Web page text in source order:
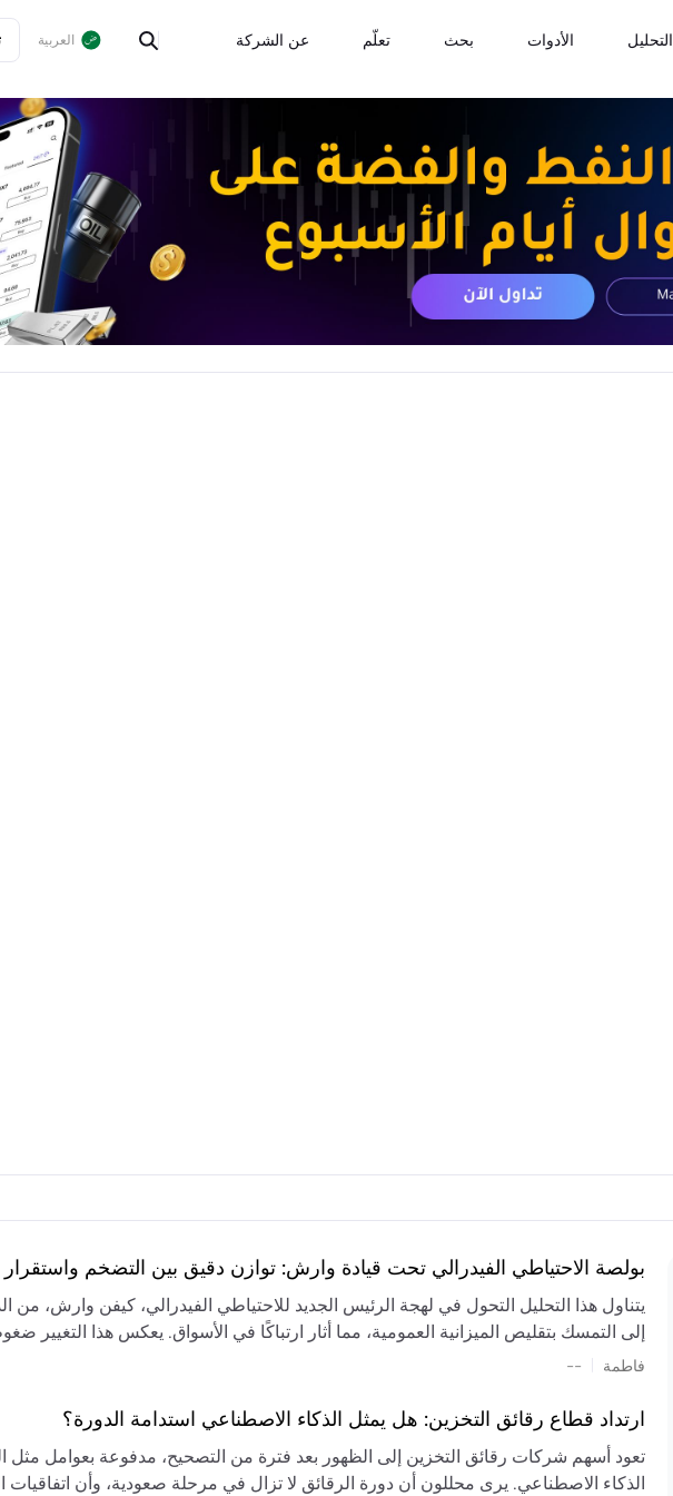
التحليل الأدوات بحث تعلّم عن الشركة العربية
بولصة الاحتياطي الفيدرالي تحت قيادة وارش: توازن دقيق بين التضخم
يتناول هذا التحليل التحول في لهجة الرئيس الجديد للاحتياطي الفيدرالي، كيفن وارش، من
إلى التمسك بتقليص الميزانية العمومية، مما أثار ارتباكًا في الأسواق. يعكس هذا التغيير
المستمر، والعجز المالي الكبير، والتوترات الجيوسياسية في الشرق الأوسط، التي تقيد
وتجنب التدابير الاستفزازية التي قد تزعزع استقرار السوق.
فاطمة --
ارتداد قطاع رقائق التخزين: هل يمثل الذكاء الاصطناعي استدامة الدورة؟
تعود أسهم شركات رقائق التخزين إلى الظهور بعد فترة من التصحيح، مدفوعة بعوامل مثل
الذكاء الاصطناعي. يرى محللون أن دورة الرقائق لا تزال في مرحلة صعودية، وأن اتفاقيات